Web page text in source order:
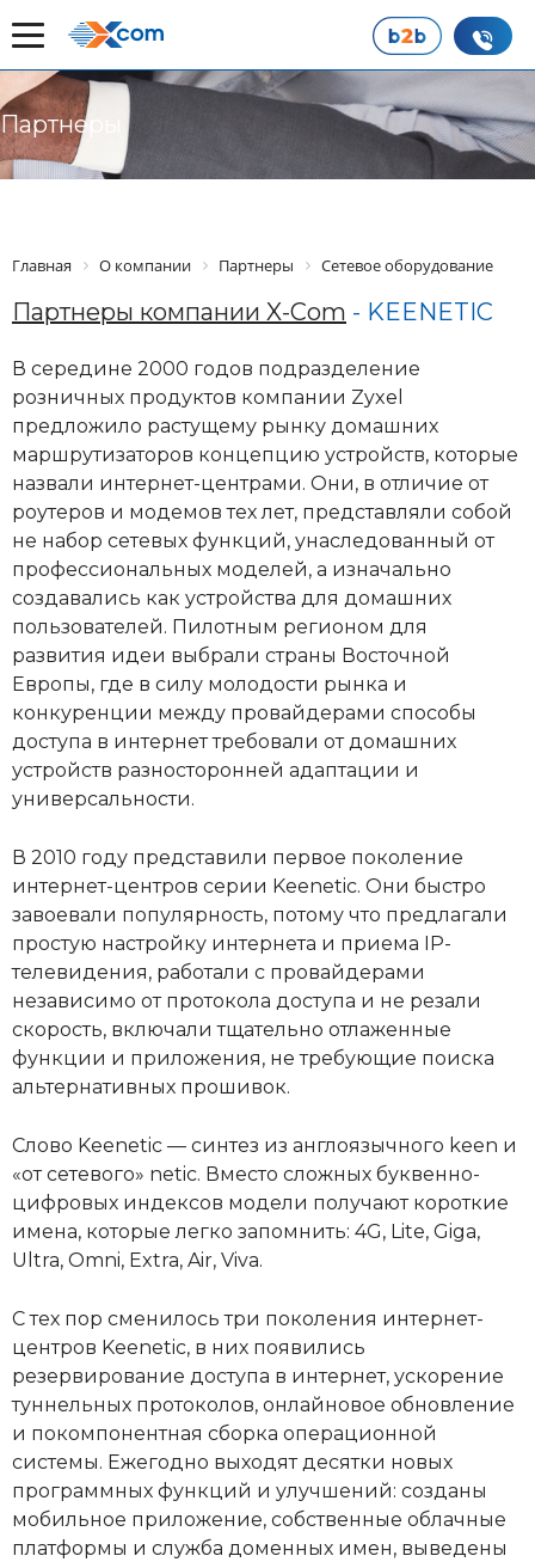
Партнеры
Главная О компании Партнеры Сетевое оборудование
Партнеры компании X-Com - KEENETIC
В середине 2000 годов подразделение
розничных продуктов компании Zyxel
предложило растущему рынку домашних
маршрутизаторов концепцию устройств, которые
назвали интернет-центрами. Они, в отличие от
роутеров и модемов тех лет, представляли собой
не набор сетевых функций, унаследованный от
профессиональных моделей, а изначально
создавались как устройства для домашних
пользователей. Пилотным регионом для
развития идеи выбрали страны Восточной
Европы, где в силу молодости рынка и
конкуренции между провайдерами способы
доступа в интернет требовали от домашних
устройств разносторонней адаптации и
универсальности.
В 2010 году представили первое поколение
интернет-центров серии Keenetic. Они быстро
завоевали популярность, потому что предлагали
простую настройку интернета и приема IP-
телевидения, работали с провайдерами
независимо от протокола доступа и не резали
скорость, включали тщательно отлаженные
функции и приложения, не требующие поиска
альтернативных прошивок.
Слово Keenetic — синтез из англоязычного keen и
«от сетевого» netic. Вместо сложных буквенно-
цифровых индексов модели получают короткие
имена, которые легко запомнить: 4G, Lite, Giga,
Ultra, Omni, Extra, Air, Viva.
С тех пор сменилось три поколения интернет-
центров Keenetic, в них появились
резервирование доступа в интернет, ускорение
туннельных протоколов, онлайновое обновление
и покомпонентная сборка операционной
системы. Ежегодно выходят десятки новых
программных функций и улучшений: созданы
мобильное приложение, собственные облачные
платформы и служба доменных имен, выведены